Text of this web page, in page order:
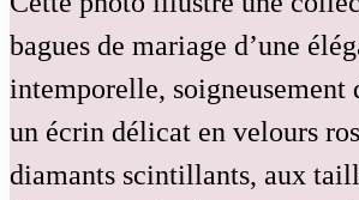
bagues de mariage d’une
intemporelle, soigneusement
un écrin délicat en velours
diamants scintillants, aux